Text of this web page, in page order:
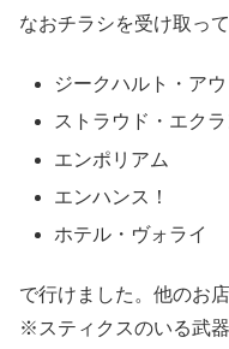
なおチラシを受け取っ
ジークハルト・ア
ストラウド・エク
エンポリアム
エンハンス！
ホテル・ヴォライ
で行けました。他のお
※スティクスのいる武